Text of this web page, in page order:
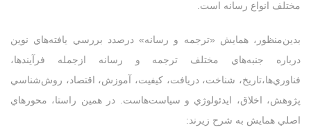
مختلف انواع رسانه است.
بدين‌منظور، همايش «ترجمه و رسانه» درصدد بررسي يافته‌هاي نوين
درباره جنبه‌هاي مختلف ترجمه و رسانه ازجمله فرآيندها،
فناوري‌ها،تاريخ، شناخت، دريافت، کيفيت، آموزش، اقتصاد، روش‌شناسي
پژوهش، اخلاق، ايدئولوژي و سياست‌هاست
در همين راستا، محورهاي
اصلي همايش به شرح زيرند: